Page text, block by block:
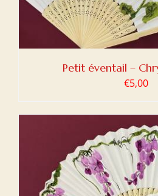
Petit éventail –
€5,00